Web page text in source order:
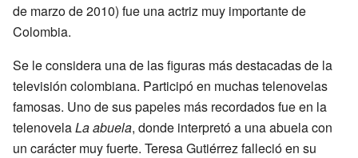
de marzo de 2010) fue una actriz muy importante de
Colombia.
Se le considera una de las figuras más destacadas de la
televisión colombiana. Participó en muchas telenovelas
famosas. Uno de sus papeles más recordados fue en la
telenovelaLa abuela, donde interpretó a una abuela con
un carácter muy fuerte. Teresa Gutiérrez falleció en su